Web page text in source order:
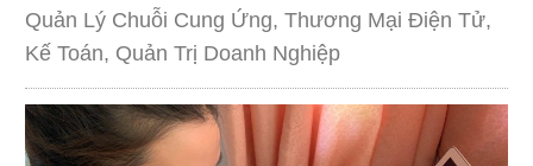
Quản Lý Chuỗi Cung Ứng, Thương Mại Điện Tử,
Kế Toán, Quản Trị Doanh Nghiệp